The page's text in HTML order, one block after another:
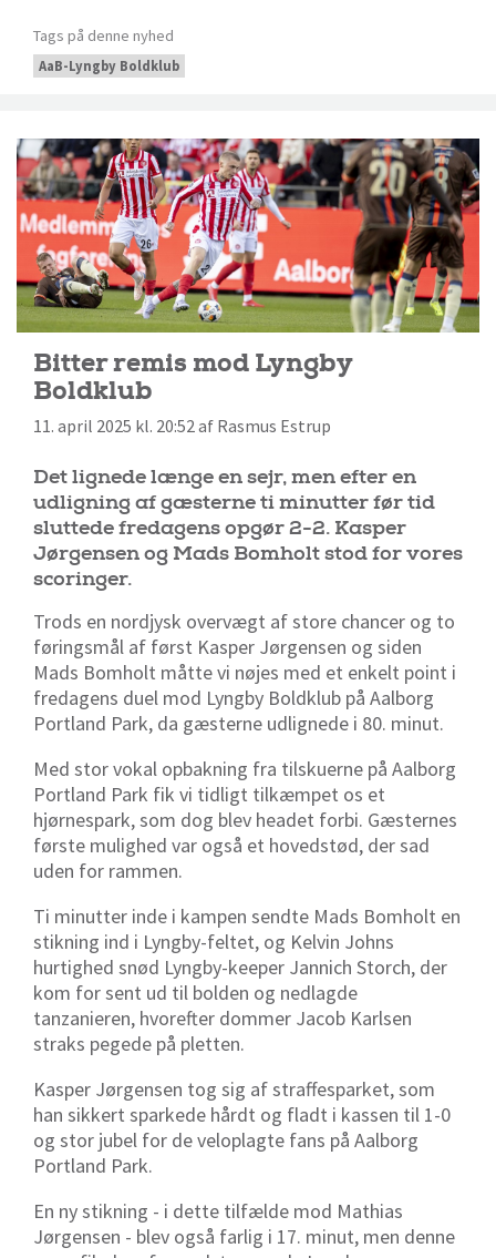
Tags på denne nyhed
AaB-Lyngby Boldklub
Bitter remis mod Lyngby
Boldklub
11. april 2025 kl. 20:52 af Rasmus Estrup
Det lignede længe en sejr, men efter en
udligning af gæsterne ti minutter før tid
sluttede fredagens opgør 2-2. Kasper
Jørgensen og Mads Bomholt stod for vores
scoringer.
Trods en nordjysk overvægt af store chancer og to
føringsmål af først Kasper Jørgensen og siden
Mads Bomholt måtte vi nøjes med et enkelt point i
fredagens duel mod Lyngby Boldklub på Aalborg
Portland Park, da gæsterne udlignede i 80. minut.
Med stor vokal opbakning fra tilskuerne på Aalborg
Portland Park fik vi tidligt tilkæmpet os et
hjørnespark, som dog blev headet forbi. Gæsternes
første mulighed var også et hovedstød, der sad
uden for rammen.
Ti minutter inde i kampen sendte Mads Bomholt en
stikning ind i Lyngby-feltet, og Kelvin Johns
hurtighed snød Lyngby-keeper Jannich Storch, der
kom for sent ud til bolden og nedlagde
tanzanieren, hvorefter dommer Jacob Karlsen
straks pegede på pletten.
Kasper Jørgensen tog sig af straffesparket, som
han sikkert sparkede hårdt og fladt i kassen til 1-0
og stor jubel for de veloplagte fans på Aalborg
Portland Park.
En ny stikning - i dette tilfælde mod Mathias
Jørgensen - blev også farlig i 17. minut, men denne